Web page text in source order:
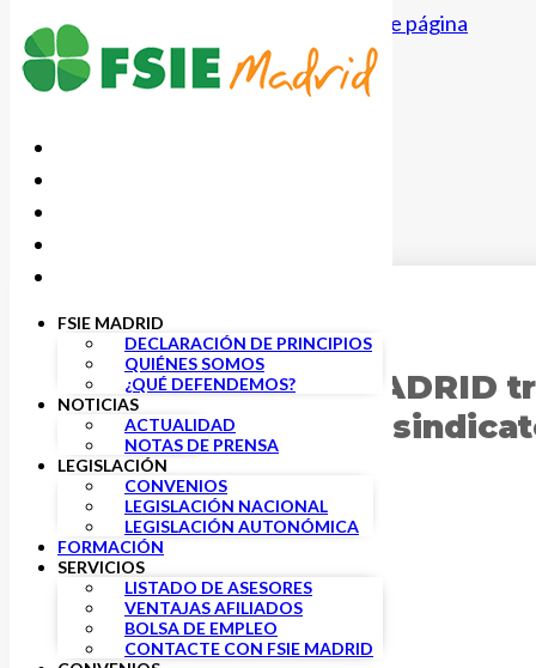
Saltar al contenido principal Saltar al pie de página
FSIE MADRID
DECLARACIÓN DE PRINCIPIOS
QUIÉNES SOMOS
¿QUÉ DEFENDEMOS?
NOTICIAS
ACTUALIDAD
NOTAS DE PRENSA
LEGISLACIÓN
CONVENIOS
LEGISLACIÓN NACIONAL
LEGISLACIÓN AUTONÓMICA
FORMACIÓN
SERVICIOS
LISTADO DE ASESORES
VENTAJAS AFILIADOS
BOLSA DE EMPLEO
CONTACTE CON FSIE MADRID
18 NOVIEMBRE, 2019
13/11/2019
Consejería como